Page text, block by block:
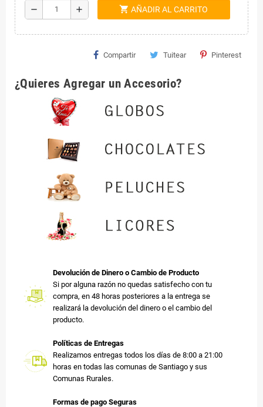
remove add shopping_cart AÑADIR AL CARRITO
Compartir Tuitear Pinterest
¿Quieres Agregar un Accesorio?
Devolución de Dinero o Cambio de Producto
Si por alguna razón no quedas satisfecho con tu
compra, en 48 horas posteriores a la entrega se
realizará la devolución del dinero o el cambio del
producto.
Políticas de Entregas
Realizamos entregas todos los días de 8:00 a 21:00
horas en todas las comunas de Santiago y sus
Comunas Rurales.
Formas de pago Seguras